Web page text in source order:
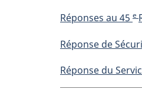
Réponses au 45 e
Réponse de
Réponse du